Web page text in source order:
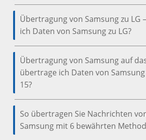
Übertragung von Samsung zu LG
ich Daten von Samsung zu LG?
Übertragung von Samsung auf
übertrage ich Daten von
15?
So übertragen Sie Nachrichten
Samsung mit 6 bewährten